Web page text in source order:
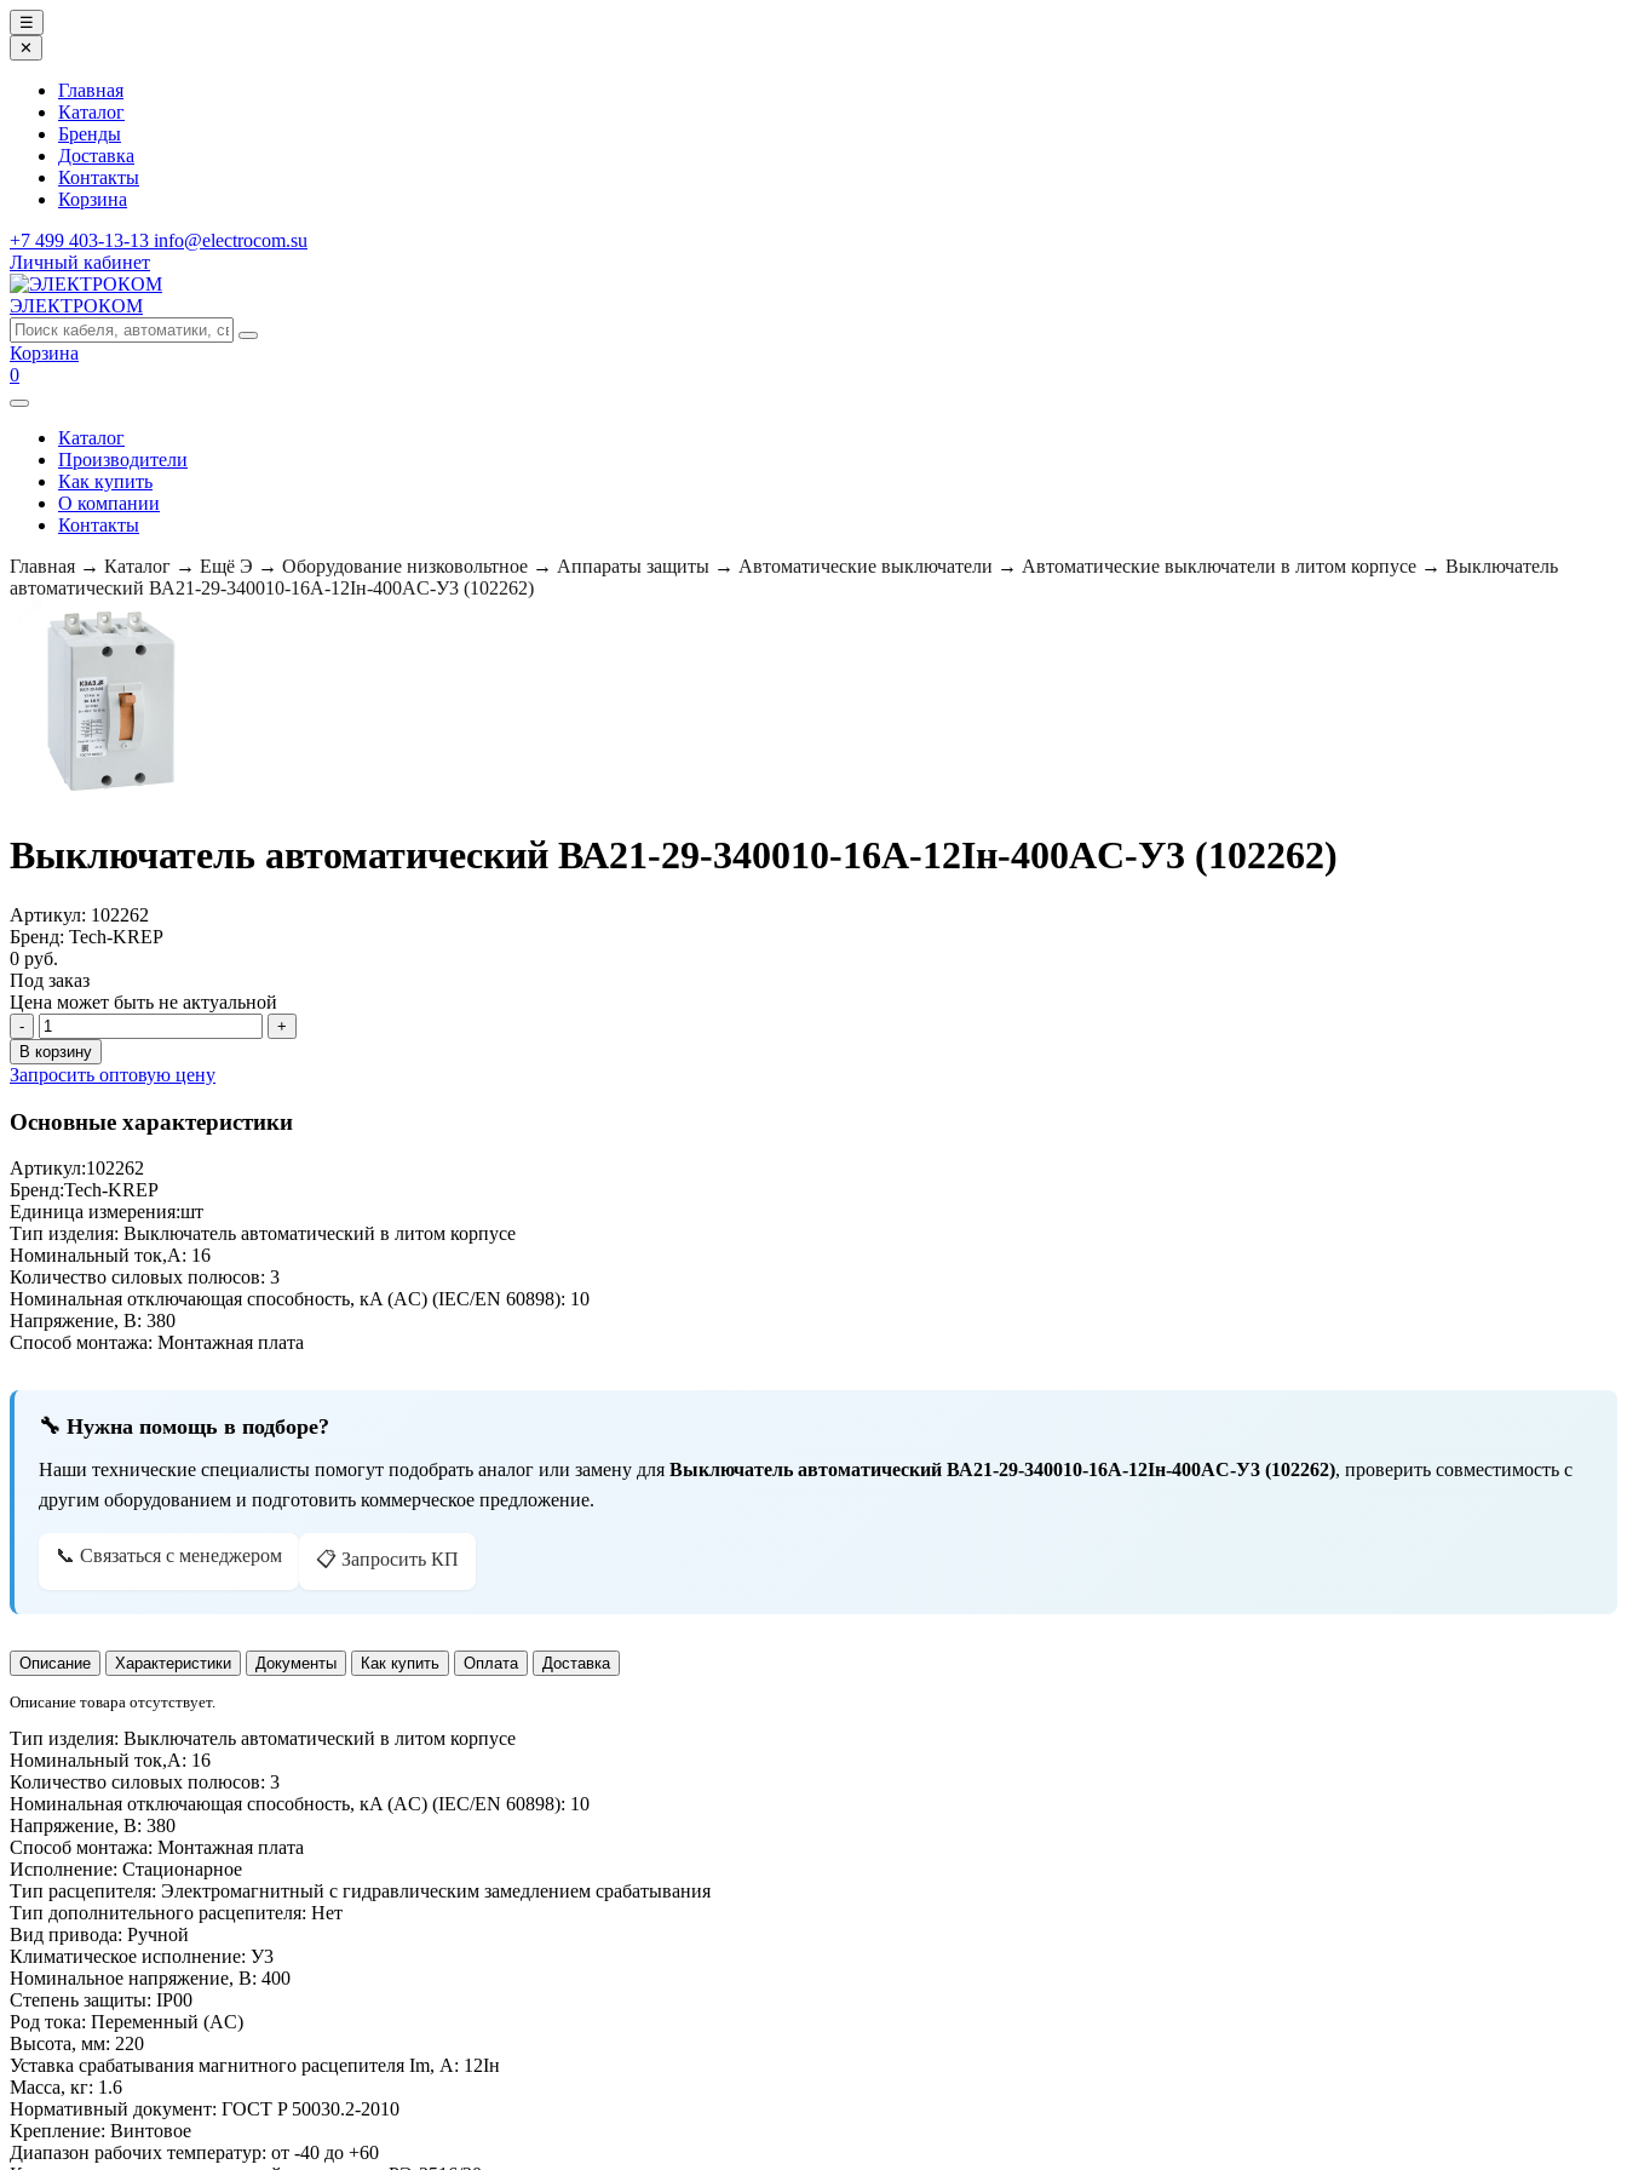
☰
✕
Главная
Каталог
Бренды
Доставка
Контакты
Корзина
+7 499 403-13-13 info@electrocom.su
Личный кабинет
ЭЛЕКТРОКОМ
Корзина
0
Каталог
Производители
Как купить
О компании
Контакты
Главная → Каталог → Ещё Э → Оборудование низковольтное → Аппараты защиты → Автоматические выключатели → Автоматические выключатели в литом корпусе → Выключатель
автоматический ВА21-29-340010-16А-12Iн-400AC-У3 (102262)
Выключатель автоматический ВА21-29-340010-16А-12Iн-400AC-У3 (102262)
Артикул: 102262
Бренд: Tech-KREP
0 руб.
Под заказ
Цена может быть не актуальной
-
+
В корзину
Запросить оптовую цену
Основные характеристики
Артикул:102262
Бренд:Tech-KREP
Единица измерения:шт
Тип изделия: Выключатель автоматический в литом корпусе
Номинальный ток,А: 16
Количество силовых полюсов: 3
Номинальная отключающая способность, кA (AC) (IEC/EN 60898): 10
Напряжение, В: 380
Способ монтажа: Монтажная плата
🔧 Нужна помощь в подборе?
Наши технические специалисты помогут подобрать аналог или замену для Выключатель автоматический ВА21-29-340010-16А-12Iн-400AC-У3 (102262), проверить совместимость с
другим оборудованием и подготовить коммерческое предложение.
📞 Связаться с менеджером 📋 Запросить КП
Описание Характеристики Документы Как купить Оплата Доставка
Описание товара отсутствует.
Тип изделия: Выключатель автоматический в литом корпусе
Номинальный ток,А: 16
Количество силовых полюсов: 3
Номинальная отключающая способность, кA (AC) (IEC/EN 60898): 10
Напряжение, В: 380
Способ монтажа: Монтажная плата
Исполнение: Стационарное
Тип расцепителя: Электромагнитный с гидравлическим замедлением срабатывания
Тип дополнительного расцепителя: Нет
Вид привода: Ручной
Климатическое исполнение: У3
Номинальное напряжение, В: 400
Степень защиты: IP00
Род тока: Переменный (AC)
Высота, мм: 220
Уставка срабатывания магнитного расцепителя Im, А: 12Iн
Масса, кг: 1.6
Нормативный документ: ГОСТ P 50030.2-2010
Крепление: Винтовое
Диапазон рабочих температур: от -40 до +60